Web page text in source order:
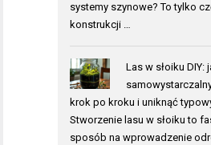
systemy szynowe? To tylko
konstrukcji …
Las w słoiku DIY:
krok po kroku i uniknąć
Stworzenie lasu w słoiku to
sposób na wprowadzenie